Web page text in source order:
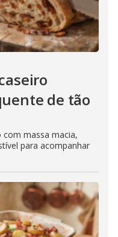
de tão
massa macia,
para acompanhar